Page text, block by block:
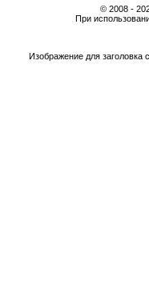
© 2008 -
При
Изображение для